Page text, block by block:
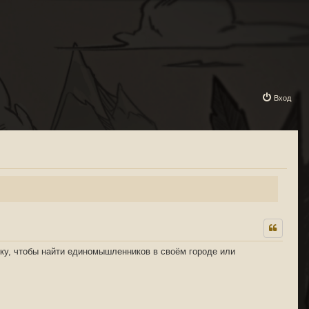
Вход
чтобы найти единомышленников в своём городе или